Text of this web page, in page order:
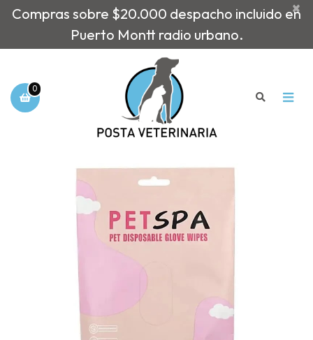
Compras sobre $20.000 despacho incluido en
Puerto Montt radio urbano.
×
0